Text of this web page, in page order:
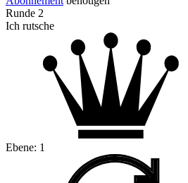
Runde 2
Ich rutsche
Ebene: 1